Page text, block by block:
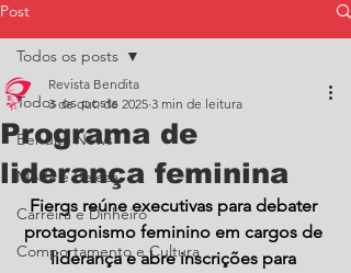
Post
Todos os posts
Bendita News
Moda e Beleza
Carreira e Dinheiro
Comportamento e Cultura
Todos os posts
Programa de
liderança feminina
Revista Bendita
3 de out. de 2025 3 min de leitura
Fiergs reúne executivas para debater
protagonismo feminino em cargos de
liderança e abre inscrições para